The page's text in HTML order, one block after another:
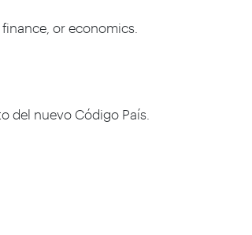
or economics.
del nuevo Código País.